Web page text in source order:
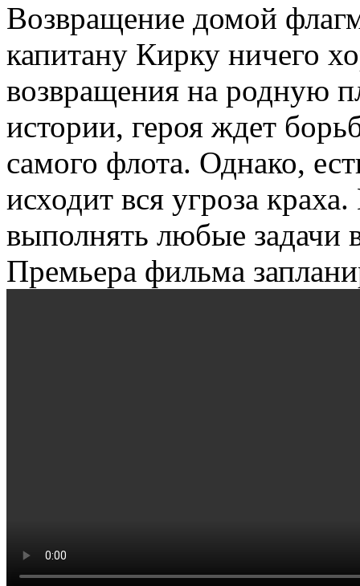
Возвращение домой
капитану Кирку ничего
возвращения на родную
истории, героя ждет
самого флота. Однако,
исходит вся угроза
выполнять любые задачи
Премьера фильма